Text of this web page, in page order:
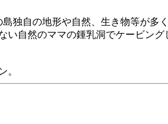
独自の地形や自然、生き物等が多
自然のママの鍾乳洞でケービン
。